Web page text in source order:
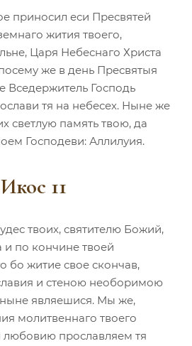
приносил еси Пресвятей
жития твоего,
Царя Небеснаго Христа
же в день Пресвятыя
Вседержитель Господь
тя на небесех. Ныне же
светлую память твою, да
Господеви: Аллилуия.
Икос 11
твоих, святителю Божий,
и по кончине твоей
бо житие свое скончав,
и стеною необоримою
являешися. Мы же,
молитвеннаго твоего
прославляем тя